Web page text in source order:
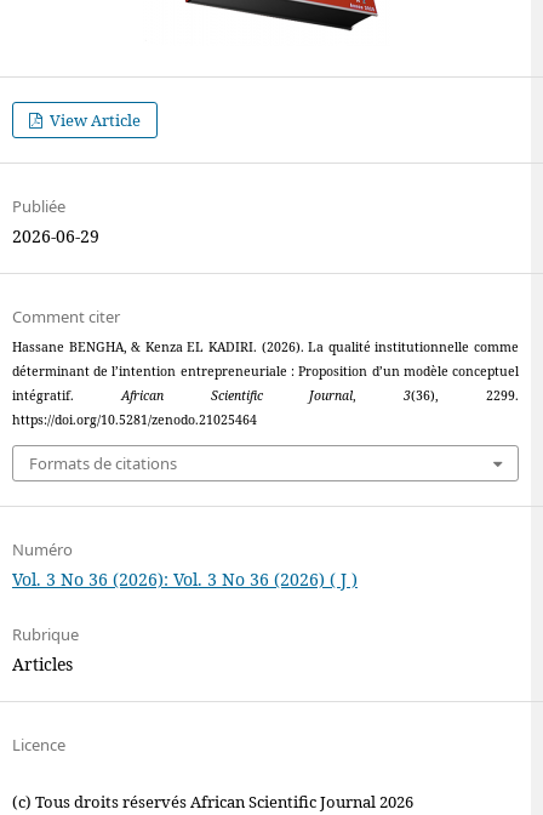
View Article
Publiée
2026-06-29
Comment citer
Hassane BENGHA, & Kenza EL KADIRI. (2026). La qualité institutionnelle comme
déterminant de l’intention entrepreneuriale : Proposition d’un modèle conceptuel
intégratif.African Scientific Journal,3(36), 2299.
https://doi.org/10.5281/zenodo.21025464
Formats de citations
Numéro
Vol. 3 No 36 (2026): Vol. 3 No 36 (2026) ( J )
Rubrique
Articles
Licence
(c) Tous droits réservés African Scientific Journal 2026